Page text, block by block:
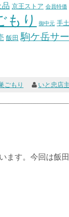
品 京王ストア 会員特価
もり 御中元 手
飯田 駒ケ岳サ
ごもり いと忠店
ます。今回は飯田